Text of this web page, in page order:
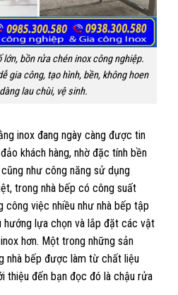
lớn, bồn rửa chén inox công nghiệp.
gia công, tạo hình, bền, không hoen
lau chùi, vệ sinh.
inox đang ngày càng được tin
khách hàng, nhờ đặc tính bền
như công năng sử dụng
trong nhà bếp có công suất
công việc nhiều như nhà bếp tập
hướng lựa chọn và lắp đặt các vật
hơn. Một trong những sản
nhà bếp được làm từ chất liệu
thiệu đến bạn đọc đó là chậu rửa